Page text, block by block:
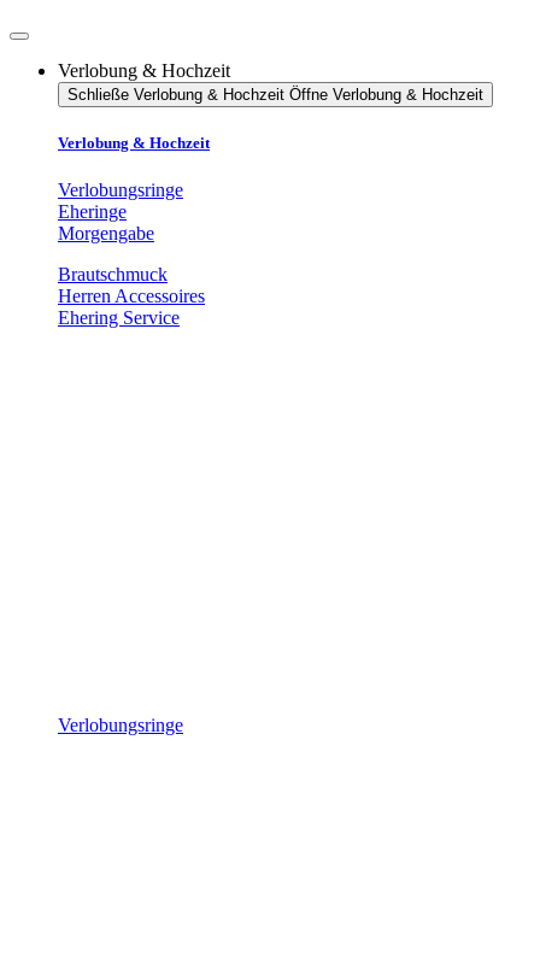
Verlobung & Hochzeit
Schließe Verlobung & Hochzeit Öffne Verlobung & Hochzeit
Verlobung & Hochzeit
Verlobungsringe
Eheringe
Morgengabe
Brautschmuck
Herren Accessoires
Ehering Service
Verlobungsringe